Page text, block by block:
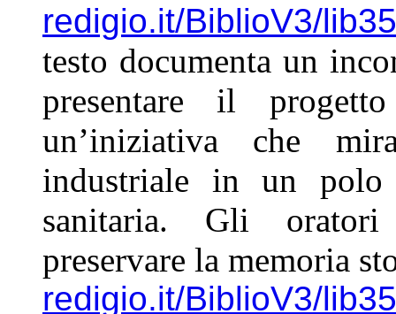
redigio.it/BiblioV3/
testo documenta un
presentare il
un’iniziativa che
industriale in un
sanitaria. Gli oratori
preservare la memoria
redigio.it/BiblioV3/